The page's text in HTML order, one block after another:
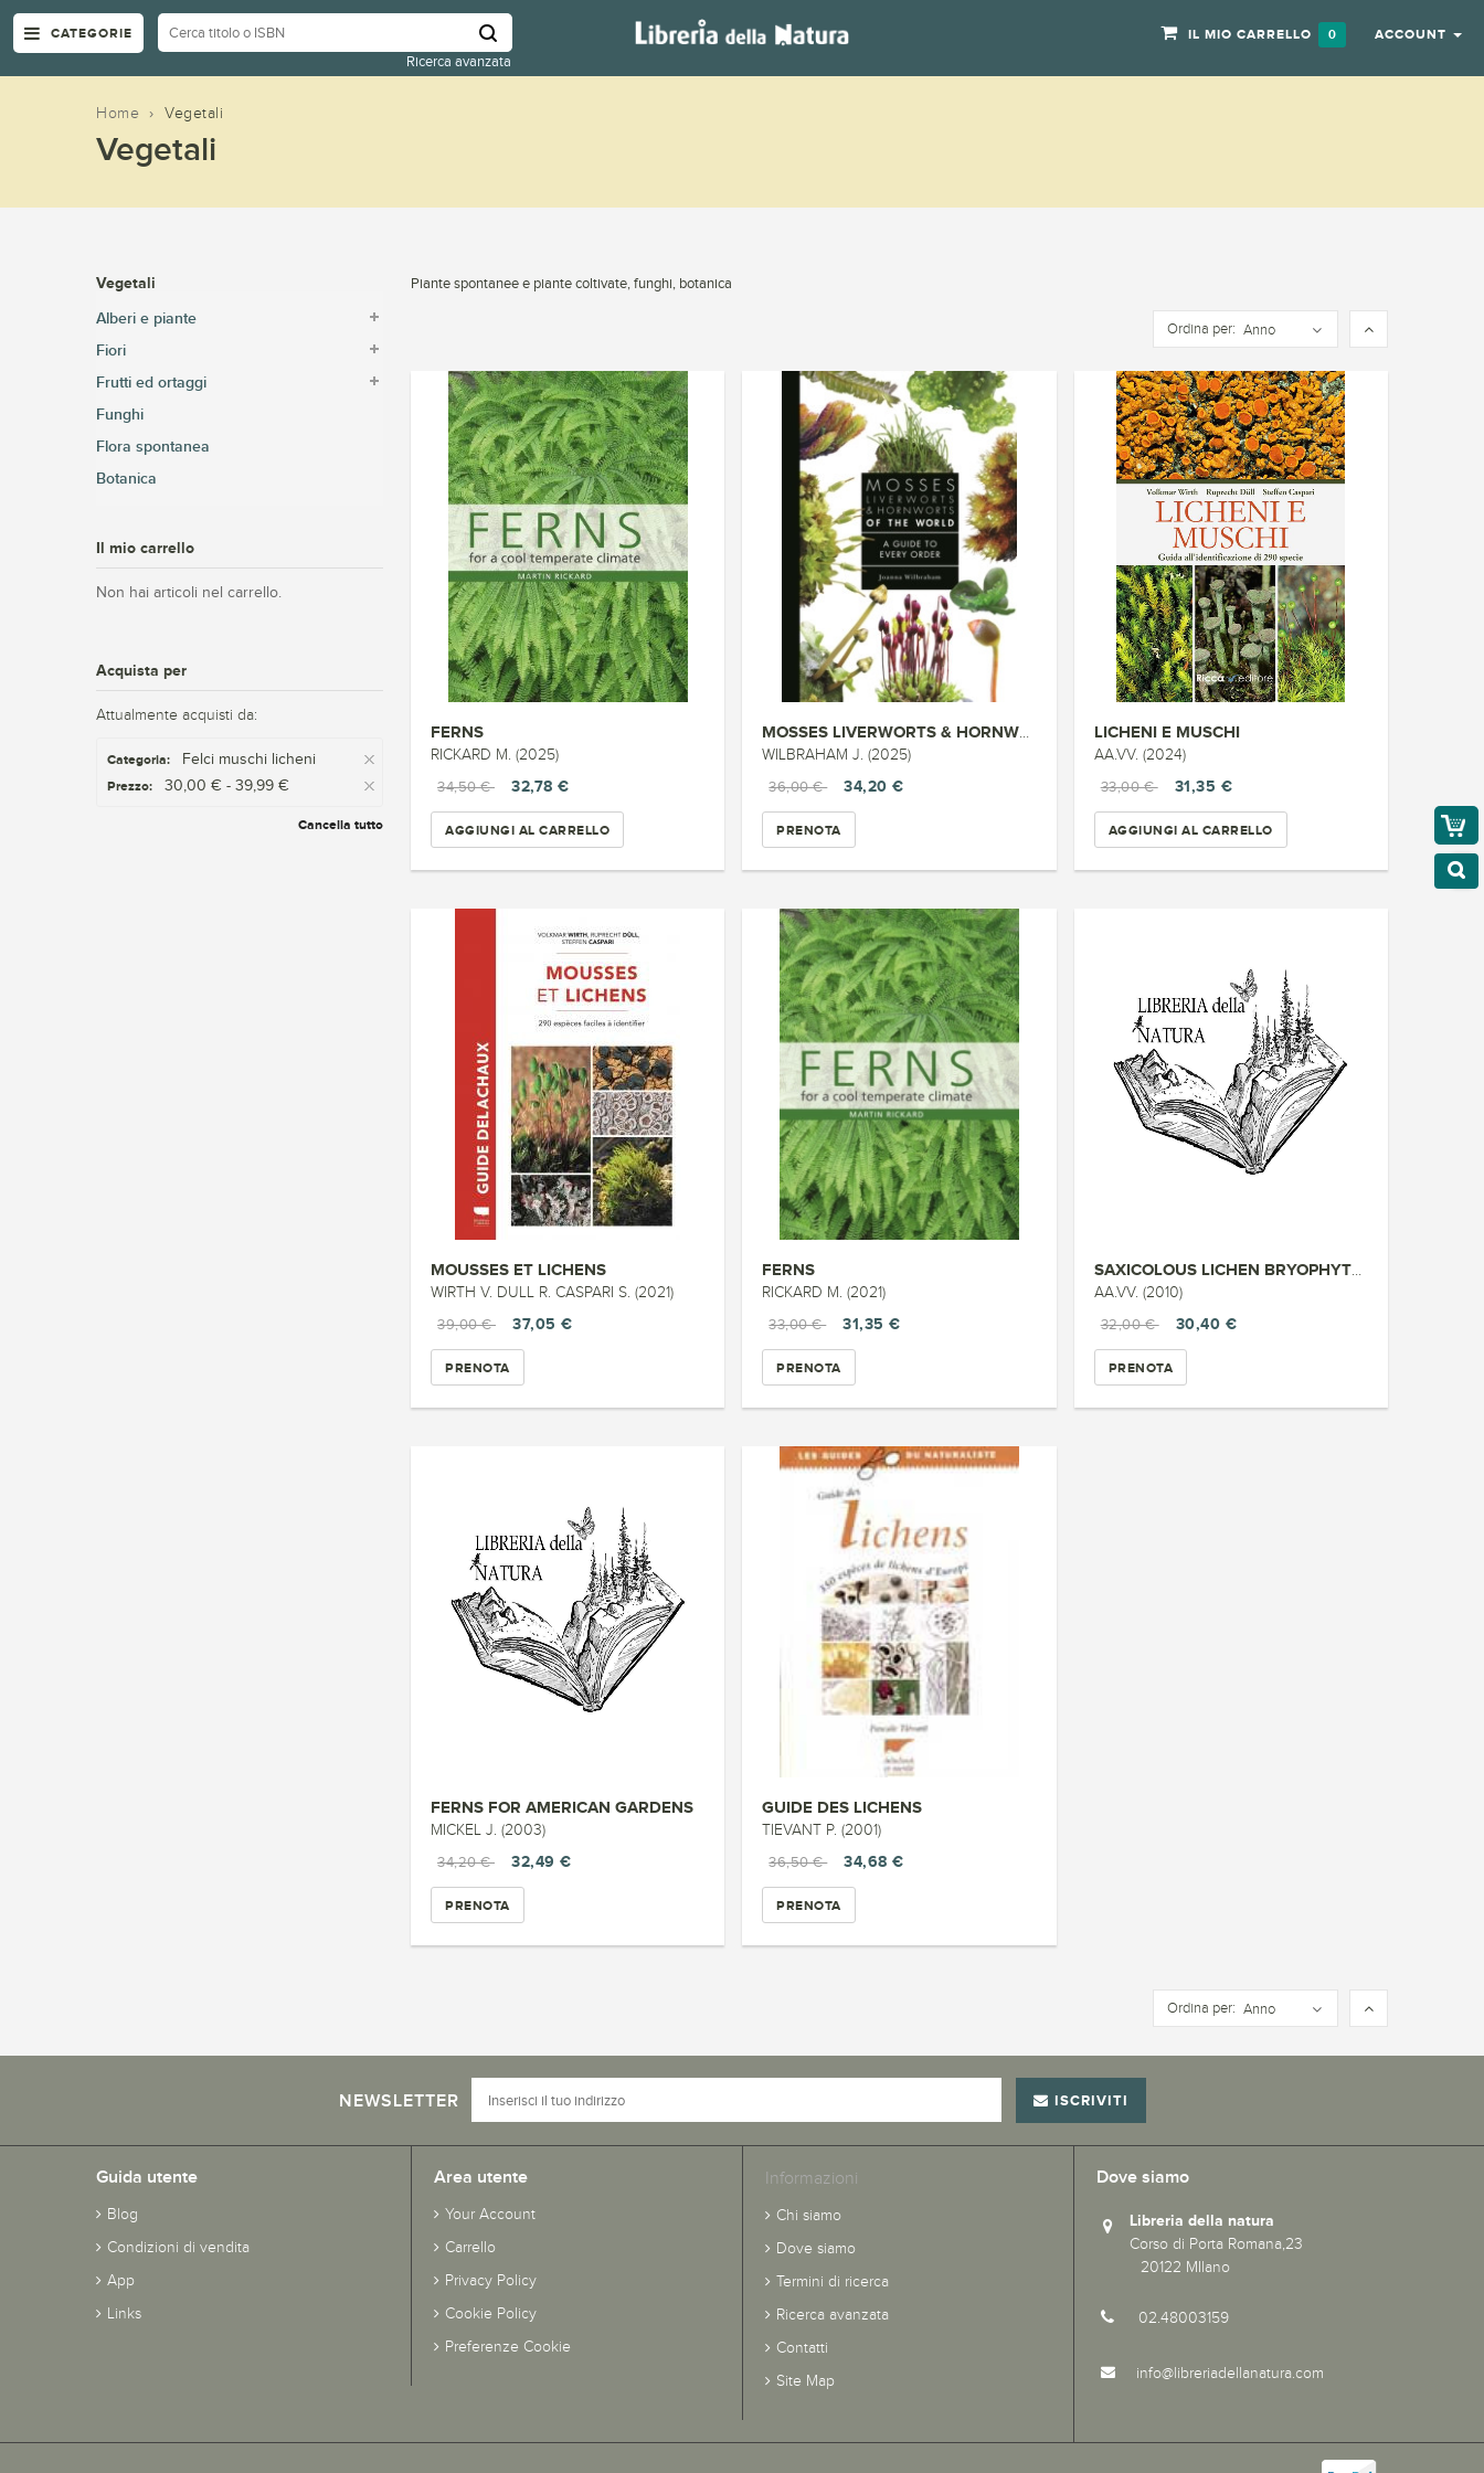
CATEGORIE
Ricerca avanzata
IL MIO CARRELLO 0 ACCOUNT
Home › Vegetali
Vegetali
Piante spontanee e piante coltivate, funghi, botanica
Ordina per: Anno
FERNS
RICKARD M. (2025)
34,50 €
32,78 €
AGGIUNGI AL CARRELLO
MOSSES LIVERWORTS & HORNWO...
WILBRAHAM J. (2025)
36,00 €
34,20 €
PRENOTA
LICHENI E MUSCHI
AA.VV. (2024)
33,00 €
31,35 €
AGGIUNGI AL CARRELLO
MOUSSES ET LICHENS
WIRTH V. DULL R. CASPARI S. (2021)
39,00 €
37,05 €
PRENOTA
FERNS
RICKARD M. (2021)
33,00 €
31,35 €
PRENOTA
SAXICOLOUS LICHEN BRYOPHYTE CO...
AA.VV. (2010)
32,00 €
30,40 €
PRENOTA
FERNS FOR AMERICAN GARDENS
MICKEL J. (2003)
34,20 €
32,49 €
PRENOTA
GUIDE DES LICHENS
TIEVANT P. (2001)
36,50 €
34,68 €
PRENOTA
Ordina per: Anno
Vegetali
Alberi e piante
Fiori
Frutti ed ortaggi
Funghi
Flora spontanea
Botanica
Il mio carrello
Non hai articoli nel carrello.
Acquista per
Attualmente acquisti da:
Categoria: Felci muschi licheni
Prezzo: 30,00 € - 39,99 €
Cancella tutto
NEWSLETTER ISCRIVITI
Guida utente
Blog
Condizioni di vendita
App
Links
Area utente
Your Account
Carrello
Privacy Policy
Cookie Policy
Preferenze Cookie
Informazioni
Chi siamo
Dove siamo
Termini di ricerca
Ricerca avanzata
Contatti
Site Map
Dove siamo
Libreria della natura
Corso di Porta Romana,23
20122 MIlano
02.48003159
info@libreriadellanatura.com